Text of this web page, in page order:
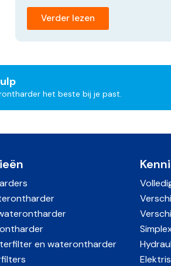
terug naar de
beschermt apparaten
quookers. Zacht water is
touchscreen + app
(melding bij laag niveau)
Verder lezen
het beste bij je past.
en waterontharder